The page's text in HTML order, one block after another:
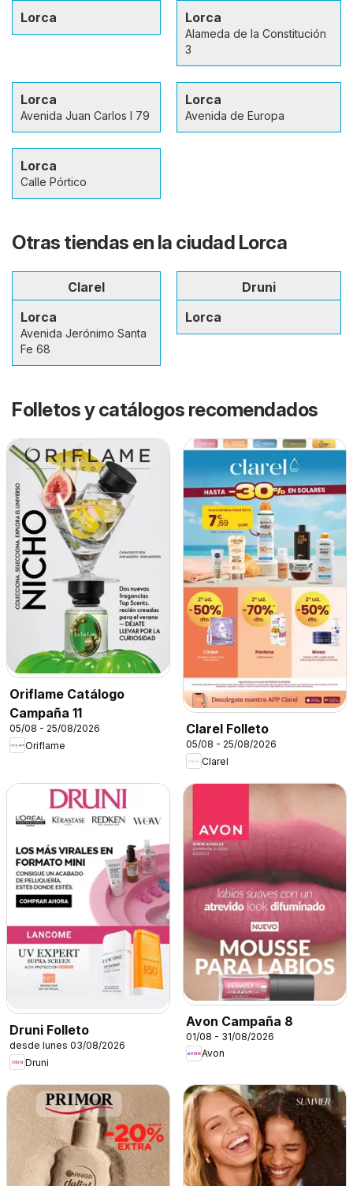
Lorca Lorca
Alameda de la Constitución
3
Lorca
Avenida Juan Carlos I 79
Lorca
Avenida de Europa
Lorca
Calle Pórtico
Otras tiendas en la ciudad Lorca
Clarel
Lorca
Avenida Jerónimo Santa
Fe 68
Druni
Lorca
Folletos y catálogos recomendados
Oriflame Catálogo
Campaña 11
05/08 - 25/08/2026
Oriflame
Clarel Folleto
05/08 - 25/08/2026
Clarel
Druni Folleto
desde lunes 03/08/2026
Druni
Avon Campaña 8
01/08 - 31/08/2026
Avon